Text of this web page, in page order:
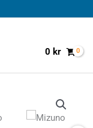
0 kr